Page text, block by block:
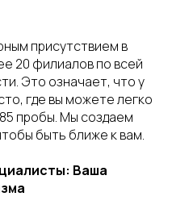
присутствием в
20 филиалов по всей
Это означает, что у
где вы можете легко
пробы. Мы создаем
быть ближе к вам.
Ваша